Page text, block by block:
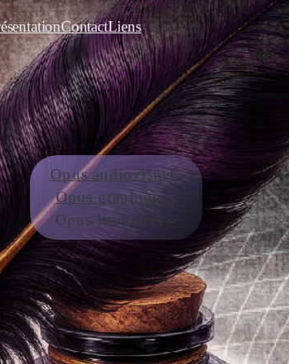
ContactLiens
Opus audiovisuels
Opus graphiques
Opus littéraires